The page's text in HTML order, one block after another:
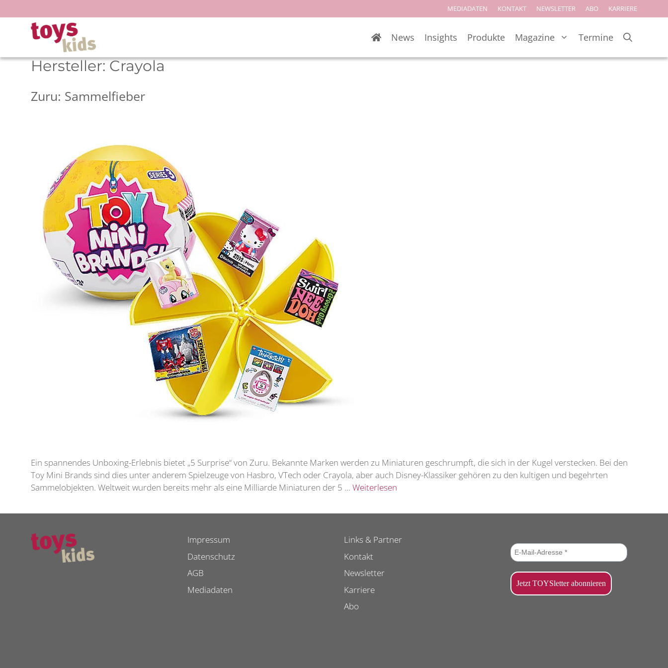
Inhalt
springen
MEDIADATEN KONTAKT NEWSLETTER ABO KARRIERE
News Insights Produkte Magazine Termine
Hersteller:Crayola
Zuru: Sammelfieber
Ein spannendes Unboxing-Erlebnis bietet „5 Surprise“ von Zuru. Bekannte Marken werden zu Miniaturen geschrumpft, die sich in der Kugel verstecken. Bei den
Toy Mini Brands sind dies unter anderem Spielzeuge von Hasbro, VTech oder Crayola, aber auch Disney-Klassiker gehören zu den kultigen und begehrten
Sammelobjekten. Weltweit wurden bereits mehr als eine Milliarde Miniaturen der 5 … Weiterlesen
Impressum
Datenschutz
AGB
Mediadaten
Links & Partner
Kontakt
Newsletter
Karriere
Abo